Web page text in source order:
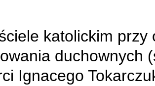
katolickim przy
duchownych
Ignacego